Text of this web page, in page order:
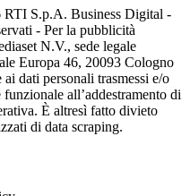
RTI S.p.A. Business Digital -
- Per la pubblicità
N.V., sede legale
Europa 46, 20093 Cologno
dati personali trasmessi e/o
all’addestramento di
È altresì fatto divieto
di data scraping.